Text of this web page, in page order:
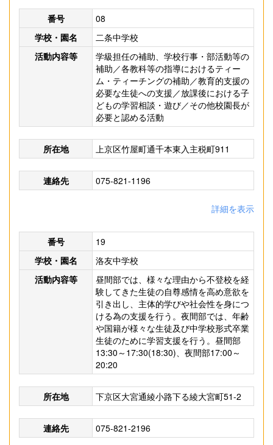
番号
08
学校・園名
二条中学校
活動内容等
学級担任の補助、学校行事・部活動等の
補助／各教科等の指導におけるティー
ム・ティーチングの補助／教育的支援の
必要な生徒への支援／放課後における子
どもの学習相談・遊び／その他校園長が
必要と認める活動
所在地 上京区竹屋町通千本東入主税町911
連絡先 075-821-1196
詳細を表示
番号
19
学校・園名
洛友中学校
活動内容等
昼間部では、様々な理由から不登校を経
験してきた生徒の自尊感情を高め意欲を
引き出し、主体的学びや社会性を身につ
ける為の支援を行う。夜間部では、年齢
や国籍が様々な生徒及び中学校形式卒業
生徒のために学習支援を行う。昼間部
13:30～17:30(18:30)、夜間部17:00～
20:20
所在地 下京区大宮通綾小路下る綾大宮町51-2
連絡先 075-821-2196